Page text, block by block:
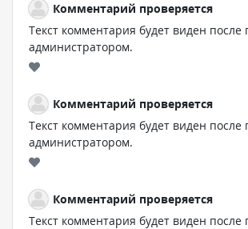
Комментарий проверяется
Текст комментария будет виден после
администратором.
Комментарий проверяется
Текст комментария будет виден после
администратором.
Комментарий проверяется
Текст комментария будет виден после